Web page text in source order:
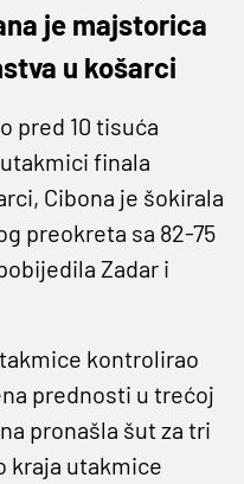
je majstorica
u košarci
pred 10 tisuća
finala
Cibona je šokirala
preokreta sa 82-75
Zadar i
kontrolirao
prednosti u trećoj
pronašla šut za tri
kraja utakmice